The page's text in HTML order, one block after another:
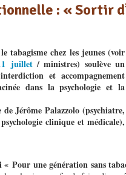
: « Sortir
tabagisme chez les jeunes (voir
juillet/ ministres) soulève un
et accompagnement
dans la psychologie et la
Jérôme Palazzolo (psychiatre,
clinique et médicale),
Pour une génération sans